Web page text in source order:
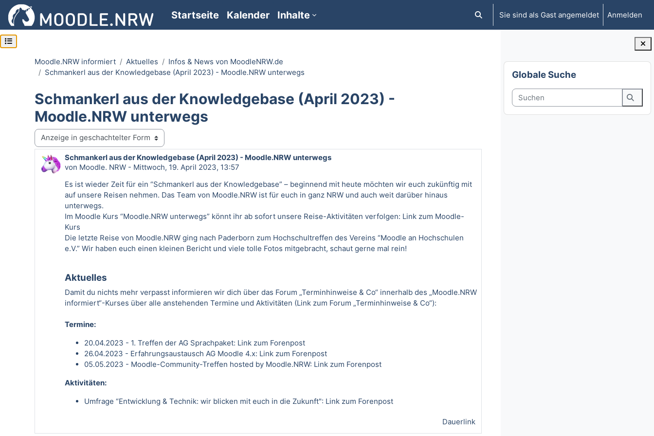
Zum Hauptinhalt
Startseite Kalender Inhalte Sucheingabe umschalten
Sie sind als Gast angemeldet Anmelden
Blöcke
Globale Suche überspringen
Globale Suche
Suchen
Kursindex öffnen
Moodle.NRW informiert Aktuelles
Infos & News von MoodleNRW.de
Schmankerl aus der Knowledgebase (April 2023) - Moodle.NRW unterwegs
Schmankerl aus der Knowledgebase (April 2023) -
Moodle.NRW unterwegs
Anzeigemodus
Schmankerl aus der Knowledgebase (April 2023) - Moodle.NRW unterwegs
von Moodle. NRW - Mittwoch, 19. April 2023, 13:57
Anzahl Antworten: 0
Es ist wieder Zeit für ein “Schmankerl aus der Knowledgebase” – beginnend mit heute möchten wir euch zukünftig mit
auf unsere Reisen nehmen. Das Team von Moodle.NRW ist für euch in ganz NRW und auch weit darüber hinaus
unterwegs.
Im Moodle Kurs “Moodle.NRW unterwegs” könnt ihr ab sofort unsere Reise-Aktivitäten verfolgen: Link zum Moodle-
Kurs
Die letzte Reise von Moodle.NRW ging nach Paderborn zum Hochschultreffen des Vereins “Moodle an Hochschulen
e.V.” Wir haben euch einen kleinen Bericht und viele tolle Fotos mitgebracht, schaut gerne mal rein!
Aktuelles
Damit du nichts mehr verpasst informieren wir dich über das Forum „Terminhinweise & Co“ innerhalb des „Moodle.NRW
informiert“-Kurses über alle anstehenden Termine und Aktivitäten (Link zum Forum „Terminhinweise & Co“):
Termine:
20.04.2023 - 1. Treffen der AG Sprachpaket: Link zum Forenpost
26.04.2023 - Erfahrungsaustausch AG Moodle 4.x: Link zum Forenpost
05.05.2023 - Moodle-Community-Treffen hosted by Moodle.NRW: Link zum Forenpost
Aktivitäten:
Umfrage “Entwicklung & Technik: wir blicken mit euch in die Zukunft": Link zum Forenpost
Dauerlink